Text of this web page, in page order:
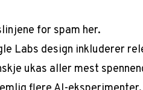
for spam her.
Labs design inkluderer
ukas aller mest